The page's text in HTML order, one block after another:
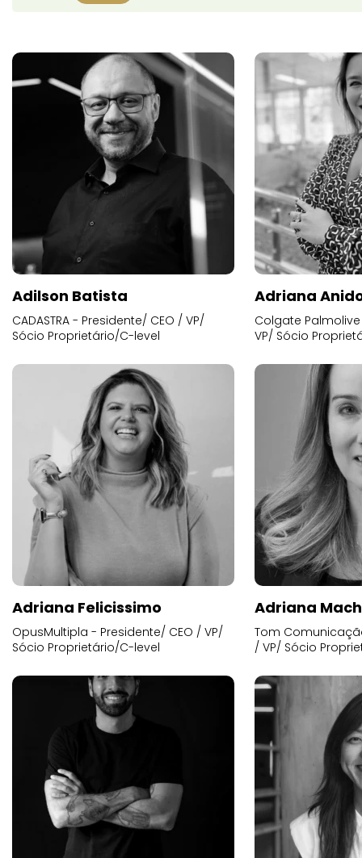
Adilson Batista
CADASTRA - Presidente/ CEO / VP/
Sócio Proprietário/C-level
Adriana
Colgate
VP/ Sócio
Adriana Felicissimo
OpusMultipla - Presidente/ CEO / VP/
Sócio Proprietário/C-level
Adriana
Tom
/ VP/ Sócio